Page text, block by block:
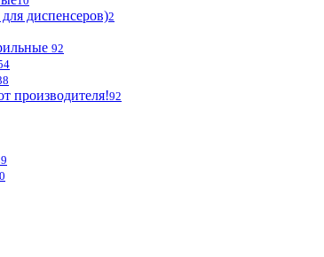
диспенсеров)2
92
производителя!92